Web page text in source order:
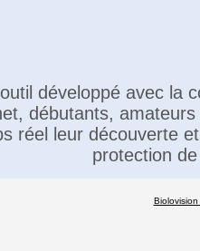
développé avec la
débutants,
réel leur découverte
protection
Biolovision